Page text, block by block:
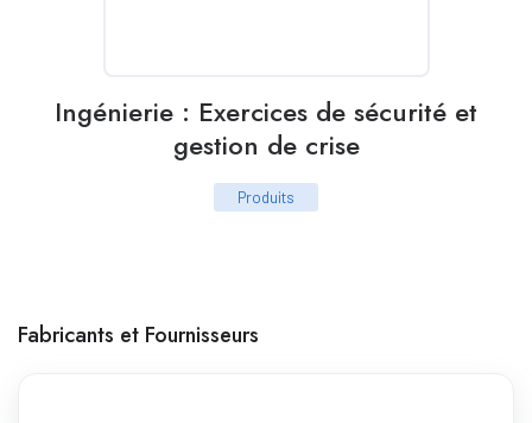
Ingénierie : Exercices de sécurité et
gestion de crise
Produits
Fabricants et Fournisseurs